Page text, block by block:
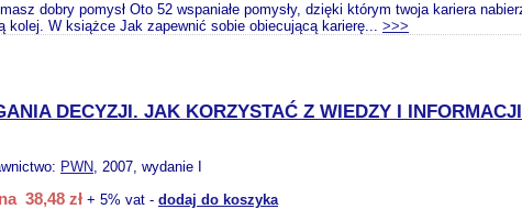
dobry pomysł Oto 52 wspaniałe pomysły, dzięki którym twoja kariera
kolej. W książce Jak zapewnić sobie obiecującą karierę... >>>
DECYZJI. JAK KORZYSTAĆ Z WIEDZY I INFORMACJI
PWN, 2007, wydanie I
38,48 zł + 5% vat - dodaj do koszyka